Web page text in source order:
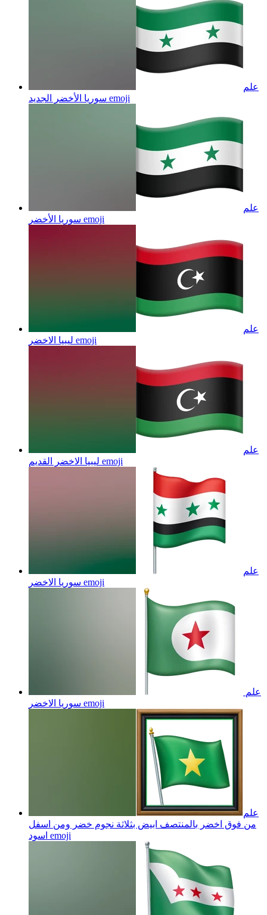
علم
سوريا الأخضر الجديد emoji
علم
سوريا الأخضر emoji
علم
ليبيا الاخضر emoji
علم
ليبيا الاخضر القديم emoji
علم
emoji
سوريا الاخضر emoji
علم
من فوق اخضر بالمنتصف ابيض بثلاثة نجوم خضر ومن اسفل
اسود emoji